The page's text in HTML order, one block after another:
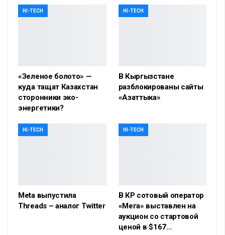
HI-TECH
«Зеленое болото» —
куда тащат Казахстан
сторонники эко-
энергетики?
HI-TECH
В Кыргызстане
разблокированы сайты
«Азаттыка»
HI-TECH
Meta выпустила
Threads – аналог Twitter
HI-TECH
В КР сотовый оператор
«Мега» выставлен на
аукцион со стартовой
ценой в $167…